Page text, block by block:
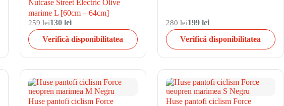
Nutcase Street Electric Olive
marime L [60cm – 64cm]
259 lei130 lei
Verifică disponibilitatea
280 lei199 lei
Verifică disponibilitatea
Huse pantofi ciclism Force
Huse pantofi ciclism Force